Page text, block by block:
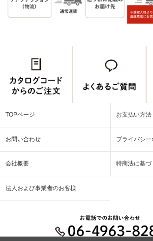
TOPページ お支払い方
お問い合わせ プライバシー
会社概要 特商法に基づ
法人および事業者のお客様